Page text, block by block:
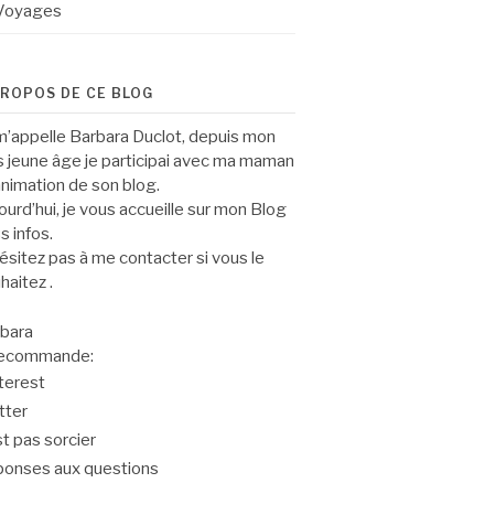
DE CE BLOG
Barbara Duclot, depuis mon
jeune âge je participai avec ma maman
de son blog.
je vous accueille sur mon Blog
infos.
pas à me contacter si vous le
.
pas sorcier
aux questions